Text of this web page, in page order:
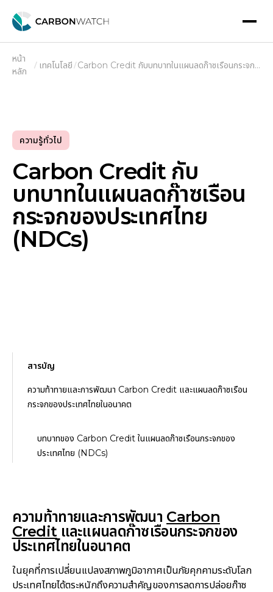
หน้า
หลัก
เทคโนโลยี Carbon Credit กับบทบาทในแผนลดก๊าซเรือนกระจก
ความรู้ทั่วไป
Carbon Credit กับ
บทบาทในแผนลดก๊าซเรือน
กระจกของประเทศไทย
(NDCs)
ความท้าทายและการพัฒนา Carbon
Creditและแผนลดก๊าซเรือนกระจกของ
ประเทศไทยในอนาคต
ในยุคที่การเปลี่ยนแปลงสภาพภูมิอากาศเป็นภัยคุกคามระดับโลก
ประเทศไทยได้ตระหนักถึงความสำคัญของการลดการปล่อยก๊าซ
สารบัญ
ความท้าทายและการพัฒนา Carbon Credit และแผนลดก๊าซเรือน
กระจกของประเทศไทยในอนาคต
บทบาทของ Carbon Credit ในแผนลดก๊าซเรือนกระจกของ
ประเทศไทย (NDCs)